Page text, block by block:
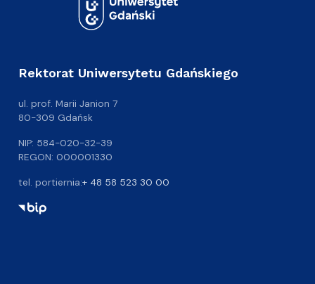
Rektorat Uniwersytetu Gdańskiego
ul. prof. Marii Janion 7
80-309 Gdańsk
NIP: 584-020-32-39
REGON: 000001330
tel. portiernia:+ 48 58 523 30 00